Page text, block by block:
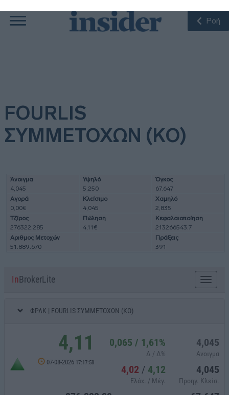
FOURLIS
ΣΥΜΜΕΤΟΧΩΝ (KΟ)
4,045
5,250
67.647
Αγορά
0,00€
Κλείσιμο
4,045
2,835
Τζίρος
276322.285
Πώληση
4,11€
Κεφαλαιοποίηση
213266543.7
51.889.670
391